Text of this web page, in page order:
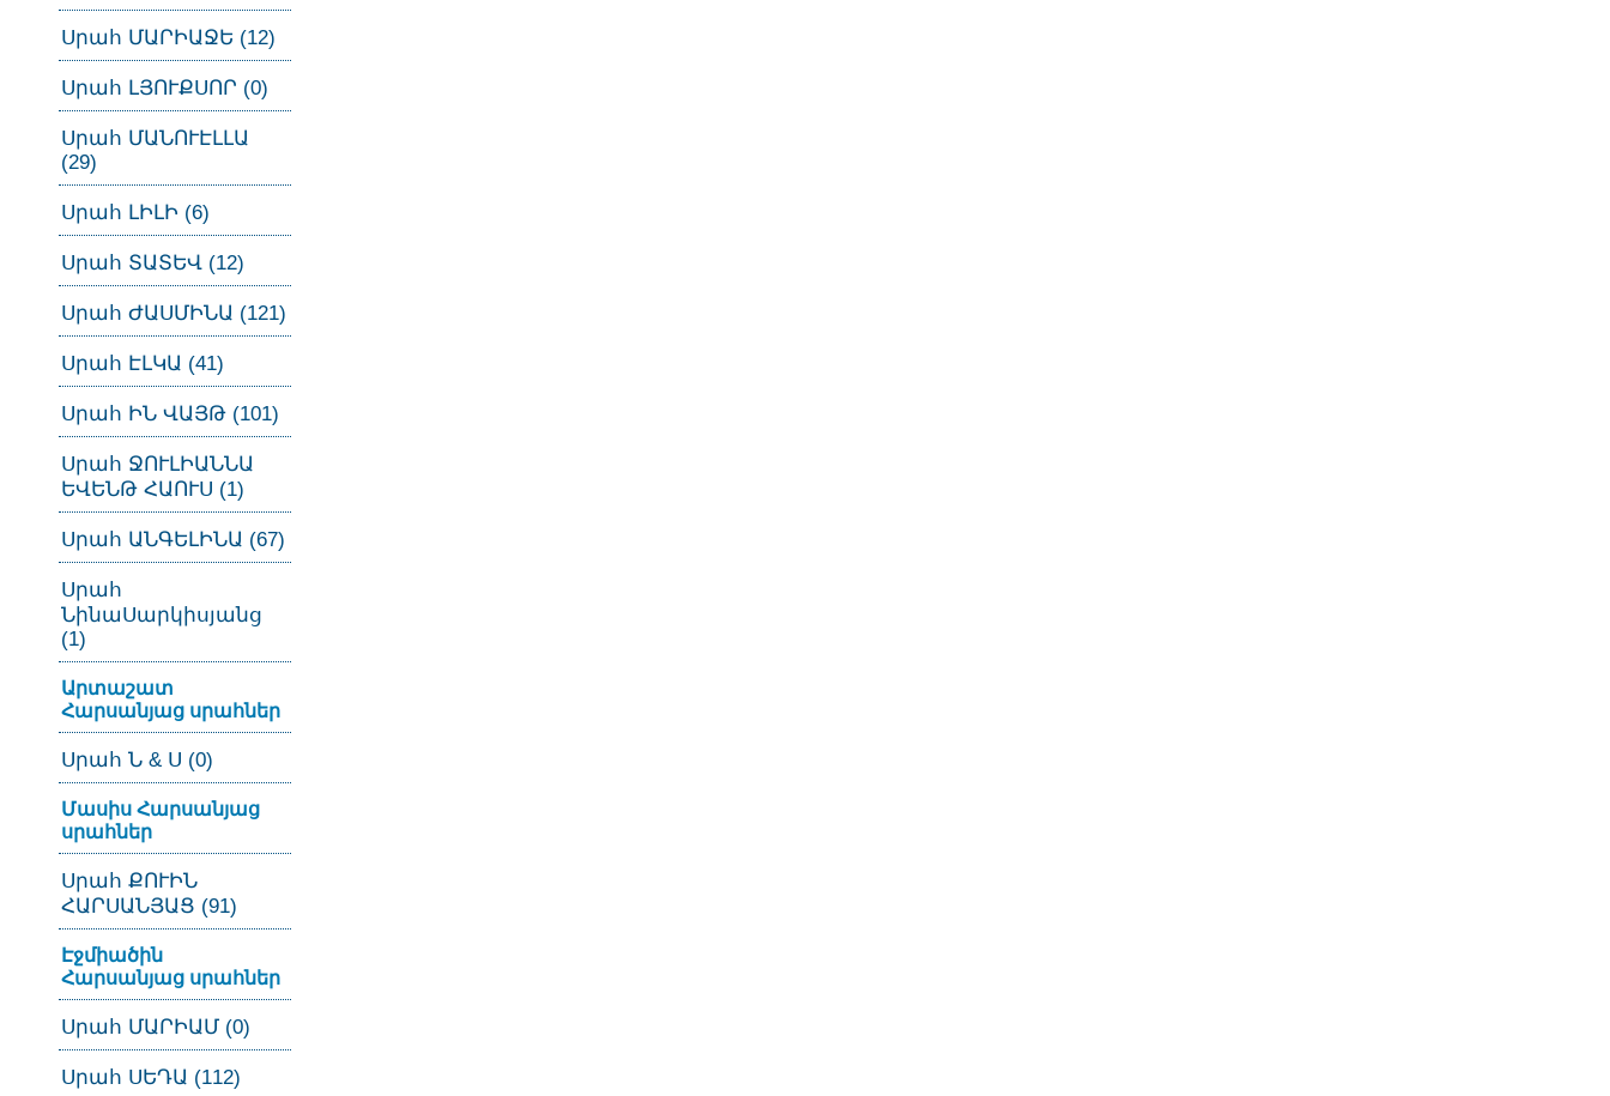
Սրահ ՄԱՐԻԱՋԵ (12)
Սրահ ԼՅՈՒՔՍՈՐ (0)
Սրահ ՄԱՆՈՒԷԼԼԱ
(29)
Սրահ ԼԻԼԻ (6)
Սրահ ՏԱՏԵՎ (12)
Սրահ ԺԱՍՄԻՆԱ (121)
Սրահ ԷԼԿԱ (41)
Սրահ ԻՆ ՎԱՅԹ (101)
Սրահ ՋՈՒԼԻԱՆՆԱ
ԵՎԵՆԹ ՀԱՈՒՍ (1)
Սրահ ԱՆԳԵԼԻՆԱ (67)
Սրահ
ՆինաՍարկիսյանց
(1)
Արտաշատ
Հարսանյաց սրահներ
Սրահ Ն & Ս (0)
Մասիս Հարսանյաց
սրահներ
Սրահ ՔՈՒԻՆ
ՀԱՐՍԱՆՅԱՑ (91)
Էջմիածին
Հարսանյաց սրահներ
Սրահ ՄԱՐԻԱՄ (0)
Սրահ ՍԵԴԱ (112)